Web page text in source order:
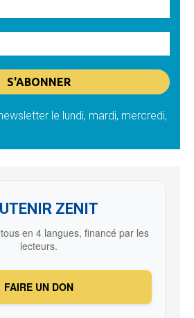
le lundi, mardi, mercredi,
ZENIT
en 4 langues, financé par les
lecteurs.
FAIRE UN DON